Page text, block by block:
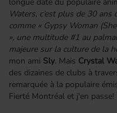
Waters, c’est plus de 30
comme « Gypsy Woman
», une multitude #1 au
majeure sur la culture de la
mon ami Sly. Mais Crystal
des dizaines de clubs à
remarquée à la populaire
Fierté Montréal et j'en passe!